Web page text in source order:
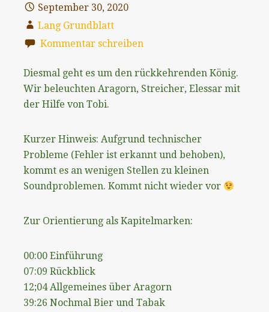
September 30, 2020
Lang Grundblatt
Kommentar schreiben
Diesmal geht es um den rückkehrenden König.
Wir beleuchten Aragorn, Streicher, Elessar mit
der Hilfe von Tobi.
Kurzer Hinweis: Aufgrund technischer
Probleme (Fehler ist erkannt und behoben),
kommt es an wenigen Stellen zu kleinen
Soundproblemen. Kommt nicht wieder vor
Zur Orientierung als Kapitelmarken:
00:00 Einführung
07:09 Rückblick
12;04 Allgemeines über Aragorn
39:26 Nochmal Bier und Tabak